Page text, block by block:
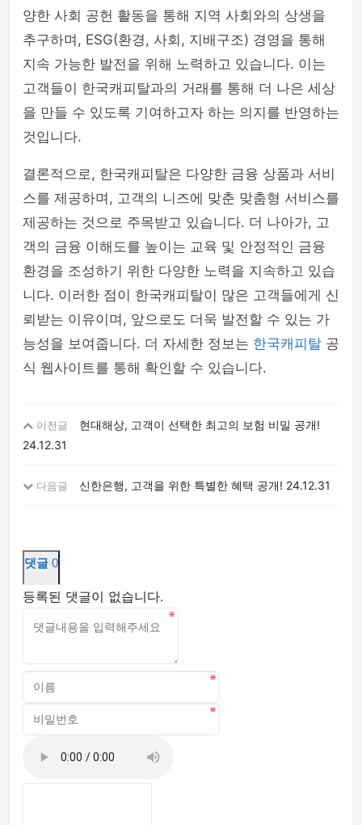
양한 사회 공헌 활동을 통해 지역 사회와의 상생을
추구하며, ESG(환경, 사회, 지배구조) 경영을 통해
지속 가능한 발전을 위해 노력하고 있습니다. 이는
고객들이 한국캐피탈과의 거래를 통해 더 나은 세상
을 만들 수 있도록 기여하고자 하는 의지를 반영하는
것입니다.
결론적으로, 한국캐피탈은 다양한 금융 상품과 서비
스를 제공하며, 고객의 니즈에 맞춘 맞춤형 서비스를
제공하는 것으로 주목받고 있습니다. 더 나아가, 고
객의 금융 이해도를 높이는 교육 및 안정적인 금융
환경을 조성하기 위한 다양한 노력을 지속하고 있습
니다. 이러한 점이 한국캐피탈이 많은 고객들에게 신
뢰받는 이유이며, 앞으로도 더욱 발전할 수 있는 가
능성을 보여줍니다. 더 자세한 정보는 한국캐피탈 공
식 웹사이트를 통해 확인할 수 있습니다.
이전글
현대해상, 고객이 선택한 최고의 보험 비밀 공개!
24.12.31
다음글 신한은행, 고객을 위한 특별한 혜택 공개! 24.12.31
댓글 0
등록된 댓글이 없습니다.